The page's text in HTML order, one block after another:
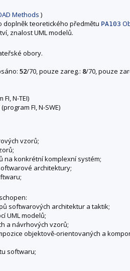
Methods )
doplněk teoretického předmětu PA103
znalost UML modelů.
obory.
52/70, pouze zareg.: 8/70, pouze
FI, N-TEI)
(program FI, N-SWE)
vzorů;
na konkrétní komplexní systém;
architektury;
softwarových architektur a taktik;
UML modelů;
a návrhových vzorů;
objektově-orientovaných a
softwaru;